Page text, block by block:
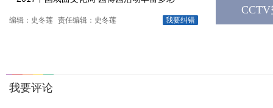
我要纠错
编辑：史冬莲 责任编辑：史冬莲